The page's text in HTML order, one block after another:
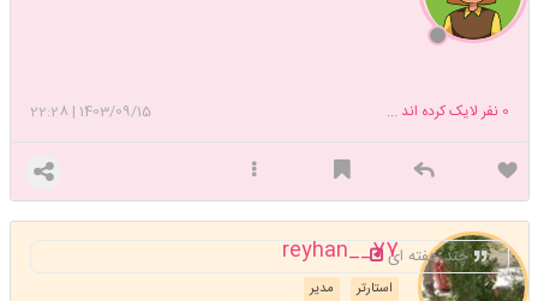
1403/09/15
|
22:28 0 نفر لایک کرده اند ...
77__reyhan
مدیر استارتر
چند هفته ای